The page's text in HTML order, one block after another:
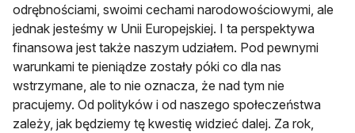
odrębnościami, swoimi cechami narodowościowymi, ale
jednak jesteśmy w Unii Europejskiej. I ta perspektywa
finansowa jest także naszym udziałem. Pod pewnymi
warunkami te pieniądze zostały póki co dla nas
wstrzymane, ale to nie oznacza, że nad tym nie
pracujemy. Od polityków i od naszego społeczeństwa
zależy, jak będziemy tę kwestię widzieć dalej. Za rok,